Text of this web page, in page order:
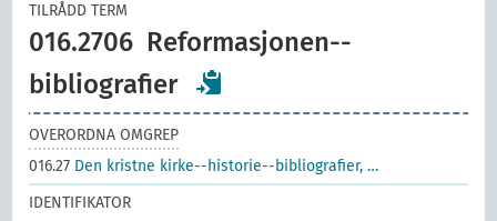
TILRÅDD TERM
016.2706 Reformasjonen--
bibliografier
OVERORDNA OMGREP
016.27 Den kristne kirke--historie--bibliografier, …
IDENTIFIKATOR